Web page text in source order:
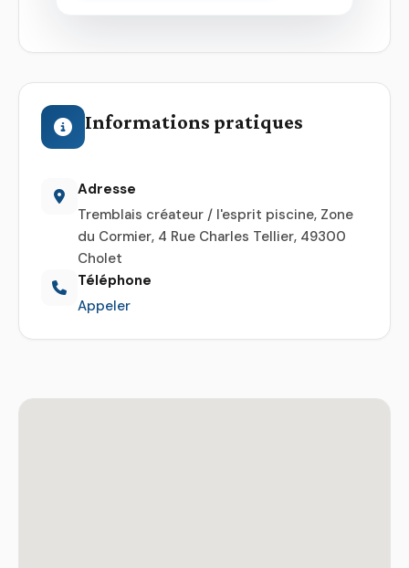
Informations pratiques
Adresse
Tremblais créateur / l'esprit piscine, Zone
du Cormier, 4 Rue Charles Tellier, 49300
Cholet
Téléphone
Appeler